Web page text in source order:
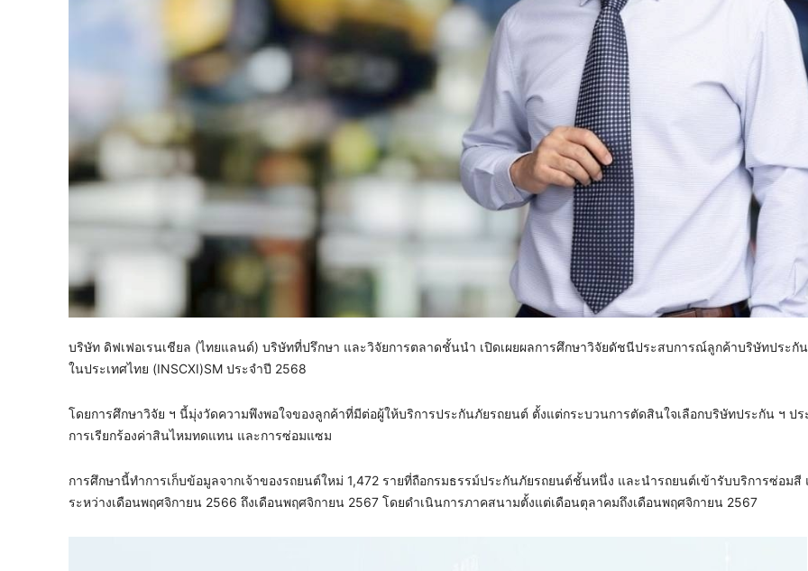
บริษัท ดิฟเฟอเรนเชียล (ไทยแลนด์) บริษัทที่ปรึกษา และวิจัยการตลาดชั้นนำ เปิดเผยผลการศึกษาวิจัยดัชนีประสบการณ์ลูกค้าบริษัทประกั
ในประเทศไทย (INSCXI)SM ประจำปี 2568
โดยการศึกษาวิจัย ฯ นี้มุ่งวัดความพึงพอใจของลูกค้าที่มีต่อผู้ให้บริการประกันภัยรถยนต์ ตั้งแต่กระบวนการตัดสินใจเลือกบริษัทประกัน ฯ ป
การเรียกร้องค่าสินไหมทดแทน และการซ่อมแซม
การศึกษานี้ทำการเก็บข้อมูลจากเจ้าของรถยนต์ใหม่ 1,472 รายที่ถือกรมธรรม์ประกันภัยรถยนต์ชั้นหนึ่ง และนำรถยนต์เข้ารับบริการซ่อมสี
ระหว่างเดือนพฤศจิกายน 2566 ถึงเดือนพฤศจิกายน 2567 โดยดำเนินการภาคสนามตั้งแต่เดือนตุลาคมถึงเดือนพฤศจิกายน 2567